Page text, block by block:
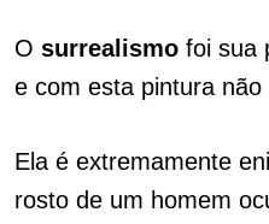
O surrealismo foi sua
e com esta pintura não
Ela é extremamente
rosto de um homem